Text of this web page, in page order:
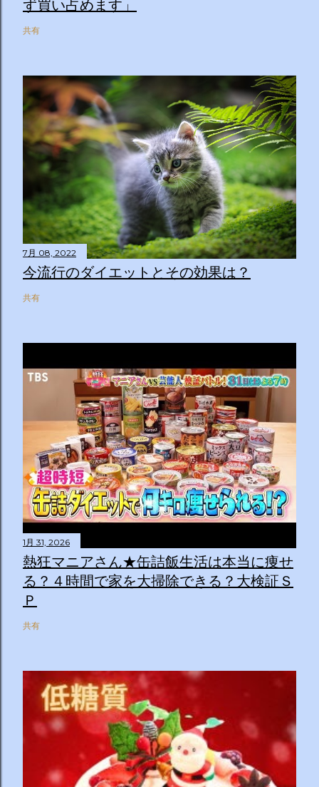
ず買い占めます」
共有
7月 08, 2022
今流行のダイエットとその効果は？
共有
1月 31, 2026
熱狂マニアさん★缶詰飯生活は本当に痩せ
る？４時間で家を大掃除できる？大検証Ｓ
Ｐ
共有